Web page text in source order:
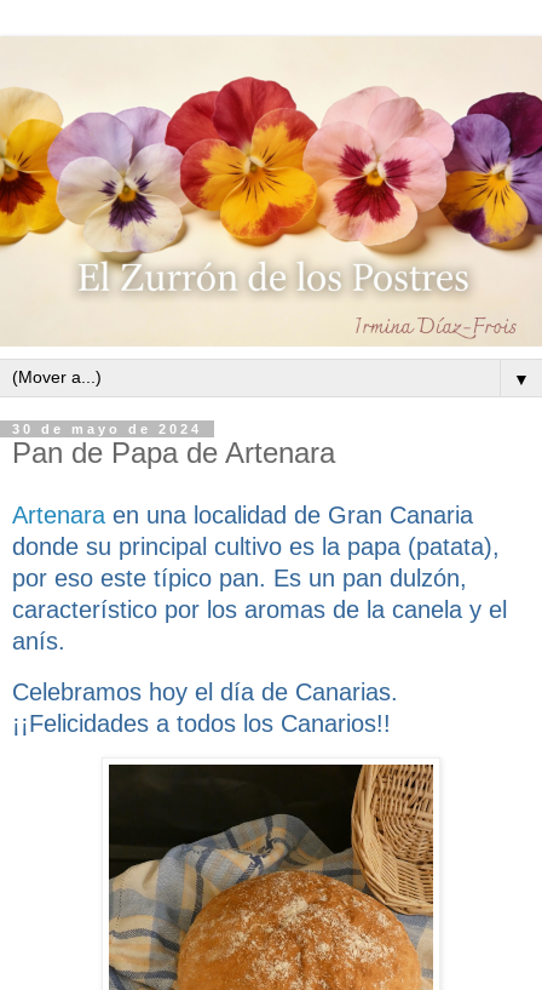
▼
30 de mayo de 2024
Pan de Papa de Artenara
Artenara en una localidad de Gran Canaria
donde su principal cultivo es la papa (patata),
por eso este típico pan. Es un pan dulzón,
característico por los aromas de la canela y el
anís.
Celebramos hoy el día de Canarias.
¡¡Felicidades a todos los Canarios!!